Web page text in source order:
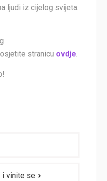
ljudi iz cijelog svijeta.
stranicu ovdje.
i vinite se